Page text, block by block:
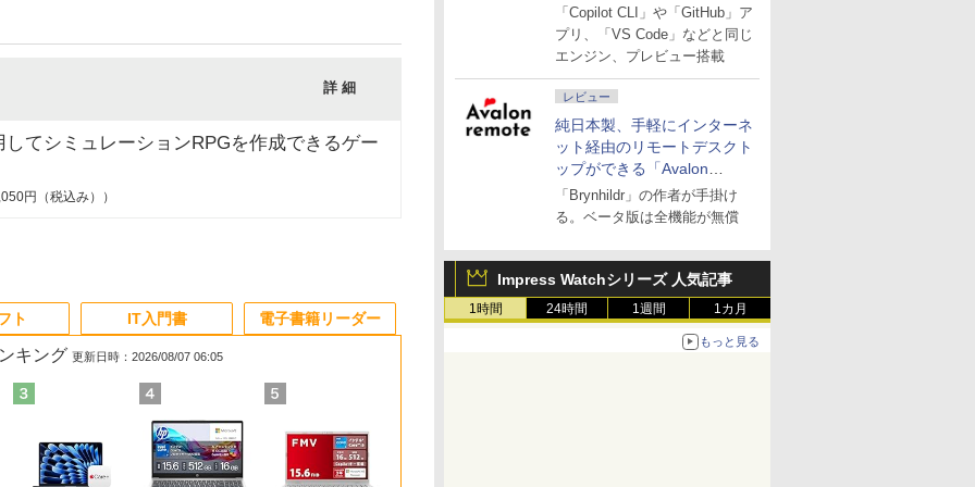
「Copilot CLI」や「GitHub」ア
プリ、「VS Code」などと同じ
エンジン、プレビュー搭載
レビュー
純日本製、手軽にインターネ
ット経由のリモートデスクト
ップができる「Avalon
remote」
「Brynhildr」の作者が手掛け
る。ベータ版は全機能が無償
Impress Watchシリーズ 人気記事
1時間 24時間 1週間 1カ月
もっと見る
詳 細
てシミュレーションRPGを作成できるゲー
円（税込み））
キング 更新日時：2026/08/07 06:05
ト IT入門書 電子書籍リーダー